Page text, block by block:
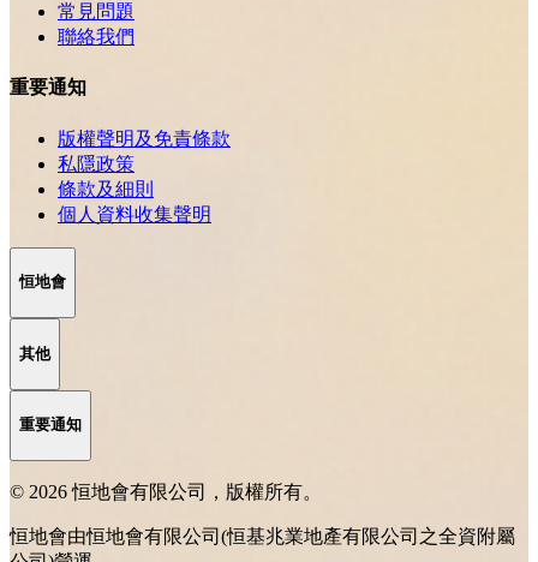
常見問題
聯絡我們
重要通知
版權聲明及免責條款
私隱政策
條款及細則
個人資料收集聲明
恒地會
其他
重要通知
© 2026 恒地會有限公司，版權所有。
恒地會由恒地會有限公司(恒基兆業地產有限公司之全資附屬